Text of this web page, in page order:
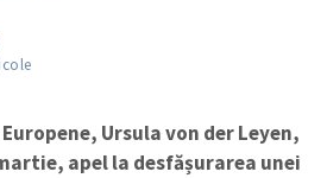
Ursula von der Leyen,
apel la desfășurarea unei